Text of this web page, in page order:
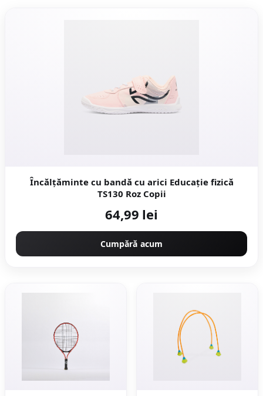
Încălţăminte cu bandă cu arici Educație fizică
TS130 Roz Copii
64,99 lei
Cumpără acum